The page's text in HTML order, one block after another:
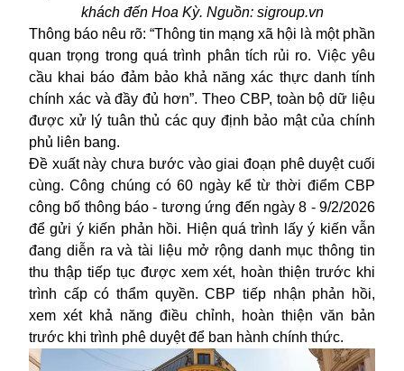
khách đến Hoa Kỳ. Nguồn: sigroup.vn
Thông báo nêu rõ: “Thông tin mạng xã hội là một phần
quan trọng trong quá trình phân tích rủi ro. Việc yêu
cầu khai báo đảm bảo khả năng xác thực danh tính
chính xác và đầy đủ hơn”. Theo CBP, toàn bộ dữ liệu
được xử lý tuân thủ các quy định bảo mật của chính
phủ liên bang.
Đề xuất này chưa bước vào giai đoạn phê duyệt cuối
cùng. Công chúng có 60 ngày kể từ thời điểm CBP
công bố thông báo - tương ứng đến ngày 8 - 9/2/2026
để gửi ý kiến phản hồi. Hiện quá trình lấy ý kiến vẫn
đang diễn ra và tài liệu mở rộng danh mục thông tin
thu thập tiếp tục được xem xét, hoàn thiện trước khi
trình cấp có thẩm quyền. CBP tiếp nhận phản hồi,
xem xét khả năng điều chỉnh, hoàn thiện văn bản
trước khi trình phê duyệt để ban hành chính thức.